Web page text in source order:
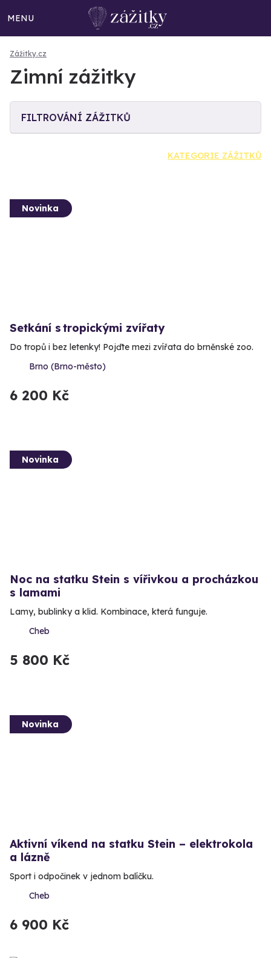
MENU
Zážitky.cz
Zimní zážitky
FILTROVÁNÍ ZÁŽITKŮ
KATEGORIE ZÁŽITKŮ
Novinka
Setkání s tropickými zvířaty
Do tropů i bez letenky! Pojďte mezi zvířata do brněnské zoo.
Brno (Brno-město)
6 200 Kč
Novinka
Noc na statku Stein s vířivkou a procházkou
s lamami
Lamy, bublinky a klid. Kombinace, která funguje.
Cheb
5 800 Kč
Novinka
Aktivní víkend na statku Stein – elektrokola
a lázně
Sport i odpočinek v jednom balíčku.
Cheb
6 900 Kč